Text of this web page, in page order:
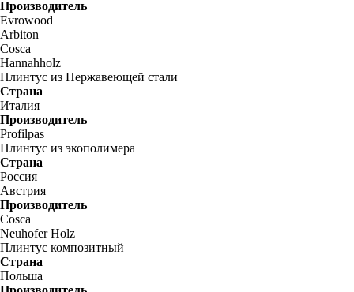
Производитель
Evrowood
Arbiton
Cosca
Hannahholz
Плинтус из Нержавеющей стали
Страна
Италия
Производитель
Profilpas
Плинтус из экополимера
Страна
Россия
Австрия
Производитель
Cosca
Neuhofer Holz
Плинтус композитный
Страна
Польша